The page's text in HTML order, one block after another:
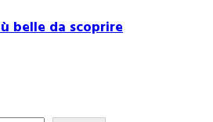
belle da scoprire